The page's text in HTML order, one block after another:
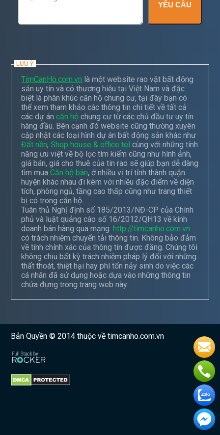
YÊU CẦU
LƯU Ý
TimCanHo.com.vn là một website rao vặt bất động
sản uy tín và có thương hiệu tại Việt Nam và đặc
biệt là phân khúc căn hộ chung cư, tại đây bạn có
thể xem tham khảo các thông tin chi tiết về tất cả
các dự áncăn hộ chung cư từ các chủ đầu tư uy tín
hàng đầu. Bên cạnh đó website cũng thường xuyên
cập nhật các loại hình dự án bất động sản khác như
Đất nền,Shop house & office tel cùng với những tính
năng ưu việt về bộ lọc tìm kiếm cũng như hình ảnh,
giá bán, giá cho thuê của tin rao sẽ giúp bạn dễ dàng
tìm muaCăn hộ bán, ở nhiều vị trí tỉnh thành quận
huyện khác nhau đi kèm với nhiều đặc điểm về diện
tích, phòng ngủ, tầng cao thấp cũng như trang thiết
bị có trong căn hộ.
Tuân thủ Nghị định số 185/2013/NĐ-CP của Chính
phủ và luật quảng cáo số 16/2012/QH13 về kinh
doanh bán hàng qua mạng.http://timcanho.com.vn
có trách nhiệm chuyển tải thông tin. Không bảo đảm
về tính chính xác của thông tin được đăng. Chúng tôi
không chịu bất kỳ trách nhiệm pháp lý đối với những
thất thoát, thiệt hại hay phí tổn nảy sinh do việc các
cá nhân đã sử dụng hoặc dựa vào những thông tin
chứa đựng trong trang web này.
Bản Quyền © 2014 thuộc về timcanho.com.vn